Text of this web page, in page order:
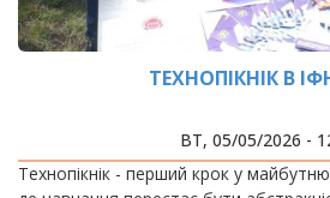
ТЕХНОПІКНІК В
ВТ, 05/05/2026 -
Технопікнік - перший крок у